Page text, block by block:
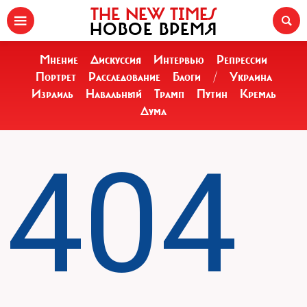
THE NEW TIMES
НОВОЕ ВРЕМЯ
Мнение Дискуссия Интервью
Репрессии
Портрет
Расследование Блоги /
Украина
Израиль
Навальный Трамп Путин
Кремль
Дума
404